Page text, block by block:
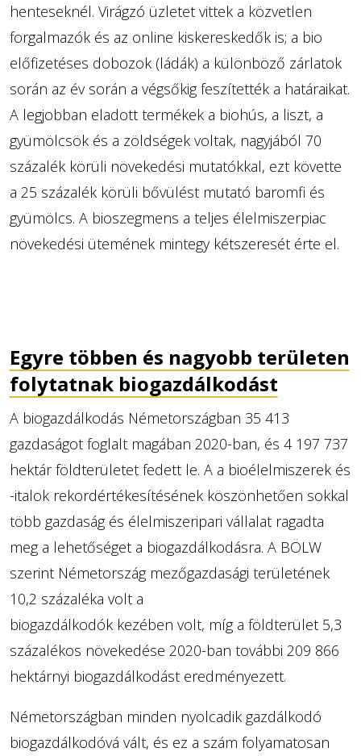
henteseknél. Virágzó üzletet vittek a közvetlen
forgalmazók és az online kiskereskedők is; a bio
előfizetéses dobozok (ládák) a különböző zárlatok
során az év során a végsőkig feszítették a határaikat.
A legjobban eladott termékek a biohús, a liszt, a
gyümölcsök és a zöldségek voltak, nagyjából 70
százalék körüli növekedési mutatókkal, ezt követte
a 25 százalék körüli bővülést mutató baromfi és
gyümölcs. A bioszegmens a teljes élelmiszerpiac
növekedési ütemének mintegy kétszeresét érte el.
Egyre többen és nagyobb területen
folytatnak biogazdálkodást
A biogazdálkodás Németországban 35 413
gazdaságot foglalt magában 2020-ban, és 4 197 737
hektár földterületet fedett le. A a bioélelmiszerek és
-italok rekordértékesítésének köszönhetően sokkal
több gazdaság és élelmiszeripari vállalat ragadta
meg a lehetőséget a biogazdálkodásra. A BÖLW
szerint Németország mezőgazdasági területének
10,2 százaléka volt a
biogazdálkodók kezében volt, míg a földterület 5,3
százalékos növekedése 2020-ban további 209 866
hektárnyi biogazdálkodást eredményezett.
Németországban minden nyolcadik gazdálkodó
biogazdálkodóvá vált, és ez a szám folyamatosan